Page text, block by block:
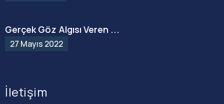
Gerçek Göz Algısı Veren ...
27 Mayıs 2022
İletişim